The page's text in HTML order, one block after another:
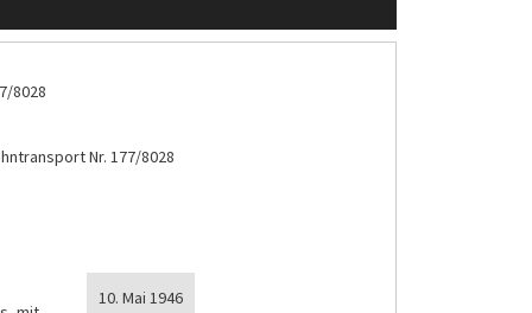
8028
Nr. 177/8028
10. Mai 1946